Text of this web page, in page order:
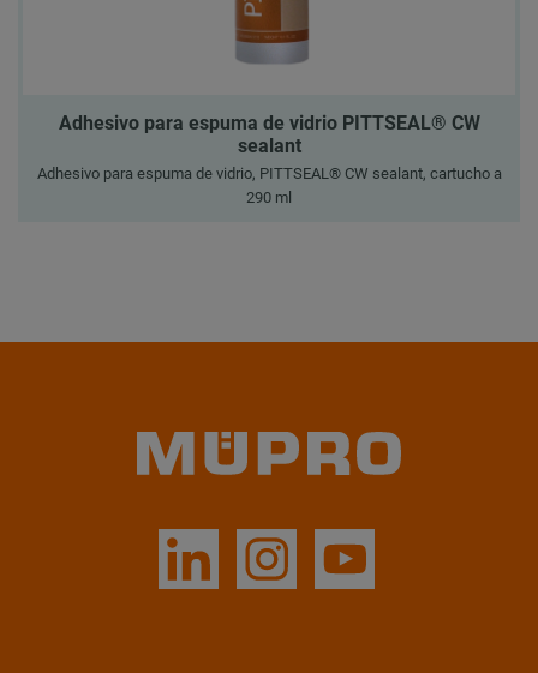
Adhesivo para espuma de vidrio PITTSEAL® CW
sealant
Adhesivo para espuma de vidrio, PITTSEAL® CW sealant, cartucho a
290 ml